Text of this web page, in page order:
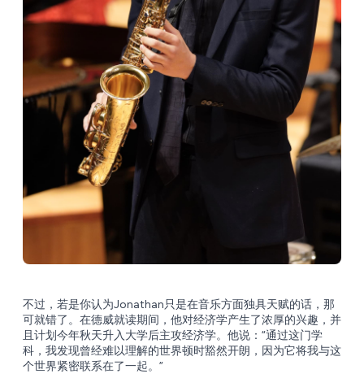
不过，若是你认为Jonathan只是在音乐方面独具天赋的话，那
可就错了。在德威就读期间，他对经济学产生了浓厚的兴趣，并
且计划今年秋天升入大学后主攻经济学。他说：“通过这门学
科，我发现曾经难以理解的世界顿时豁然开朗，因为它将我与这
个世界紧密联系在了一起。”